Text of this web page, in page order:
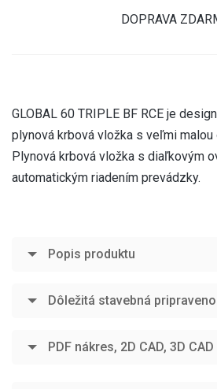
DOPRAVA
GLOBAL 60 TRIPLE BF RCE je
plynová krbová vložka s veľmi malou
Plynová krbová vložka s diaľkovým
automatickým riadením prevádzky.
Popis produktu
Dôležitá stavebná
PDF nákres, 2D CAD, 3D CAD